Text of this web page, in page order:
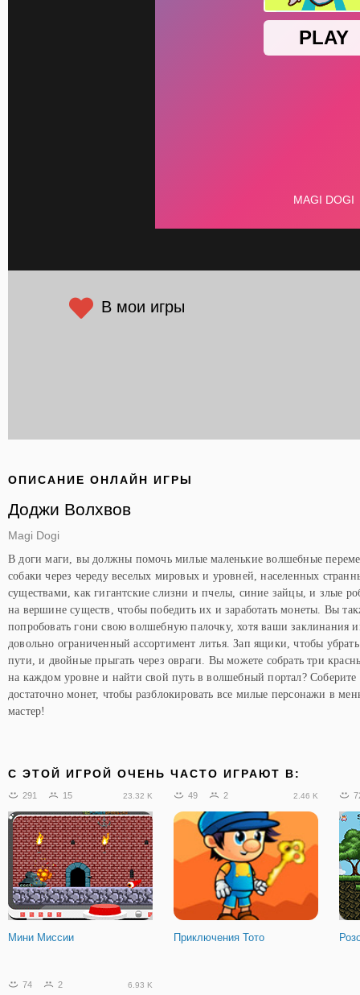
В мои игры
ОПИСАНИЕ ОНЛАЙН ИГРЫ
Доджи Волхвов
Magi Dogi
В доги маги, вы должны помочь милые маленькие волшебные
собаки через череду веселых мировых и уровней, населенных
существами, как гигантские слизни и пчелы, синие зайцы, и злые
на вершине существ, чтобы победить их и заработать монеты. Вы
попробовать гони свою волшебную палочку, хотя ваши заклинания
довольно ограниченный ассортимент литья. Зап ящики, чтобы
пути, и двойные прыгать через овраги. Вы можете собрать три
на каждом уровне и найти свой путь в волшебный портал? Соберите
достаточно монет, чтобы разблокировать все милые персонажи в
мастер!
C ЭТОЙ ИГРОЙ ОЧЕНЬ ЧАСТО ИГРАЮТ В:
291 15 23.32 K
Мини Миссии
49 2 2.46 K
Приключения Тото
74 2 6.93 K